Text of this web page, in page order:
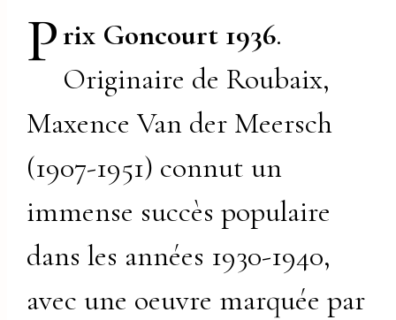
Prix Goncourt 1936.
Originaire de Roubaix,
Maxence Van der Meersch
(1907-1951) connut un
immense succès populaire
dans les années 1930-1940,
avec une oeuvre marquée par